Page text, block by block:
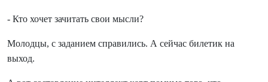
- Кто хочет зачитать свои мысли?
Молодцы, с заданием справились. А сейчас билетик на
выход.